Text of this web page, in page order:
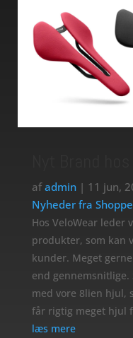
afadmin| 11 jun,
Nyheder fra
Hos VeloWear leder
produkter, som kan
kunder. Meget
end gennemsnitlige.
med vore 8lien hjul,
får rigtig meget hjul
læs mere